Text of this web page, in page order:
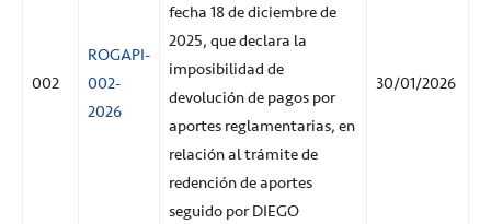
002
ROGAPI-
002-
2026
fecha 18 de diciembre de
2025, que declara la
imposibilidad de
devolución de pagos por
aportes reglamentarias, en
relación al trámite de
redención de aportes
seguido por DIEGO
30/01/2026